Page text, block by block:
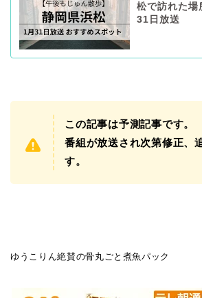
松で訪れた場
31日放送
この記事は予測記事です。
番組が放送され次第修正、
す。
ゆうこりん絶賛の骨丸ごと煮魚パック